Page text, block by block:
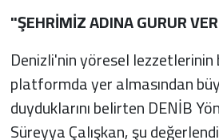
"ŞEHRİMİZ ADINA GURUR
Denizli'nin yöresel
platformda yer almasından
duyduklarını belirten DENİB
Süreyya Çalışkan, şu